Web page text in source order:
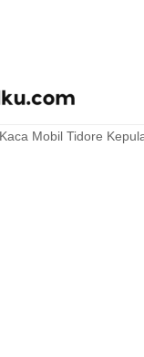
Kaca Mobil Tidore